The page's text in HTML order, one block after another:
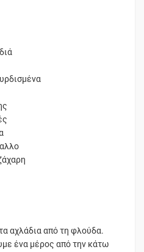
αχλάδια από τη φλούδα.
ένα μέρος από την κάτω